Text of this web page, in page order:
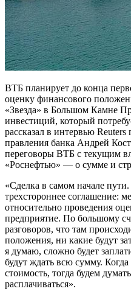
ВТБ планирует до конца
оценку финансового
«Звезда» в Большом Камне
инвестиций, который
рассказал в интервью Reuters
правления банка Андрей
переговоры ВТБ с текущим
«Роснефтью» — о сумме и
«Сделка в самом начале
трехстороннее
относительно проведения
предприятие. По большому
разговоров, что там
положения, ни какие будут
я думаю, сложно будет
будут ждать всю сумму.
стоимость, тогда будем
расплачиваться».